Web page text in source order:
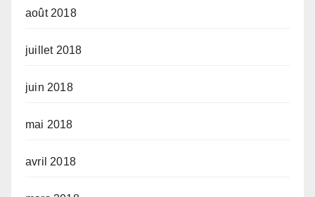
août 2018
juillet 2018
juin 2018
mai 2018
avril 2018